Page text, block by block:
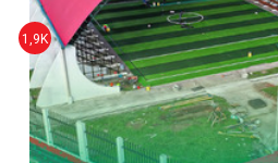
1,9K